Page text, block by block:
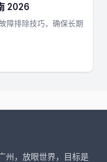
2026
障排除技巧，确保长期
州，放眼世界，目标是